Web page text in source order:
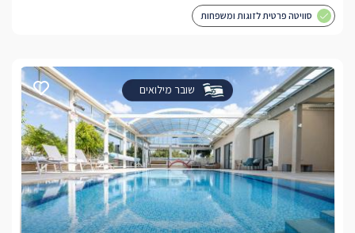
סוויטה פרטית לזוגות ומשפחות
שובר מילואים